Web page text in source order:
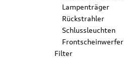
Lampenträger
Rückstrahler
Schlussleuchten
Frontscheinwerfer
Filter